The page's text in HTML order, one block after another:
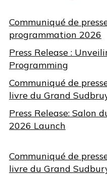
Communiqué de
programmation 2026
Press Release :
Programming
Communiqué de
livre du Grand
Press Release: Salon
2026 Launch
Communiqué de
livre du Grand